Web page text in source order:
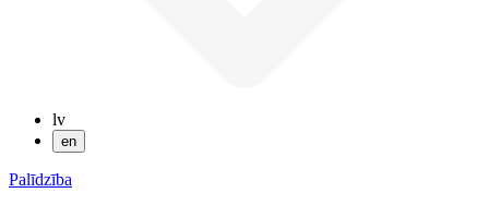
lv
en
Palīdzība